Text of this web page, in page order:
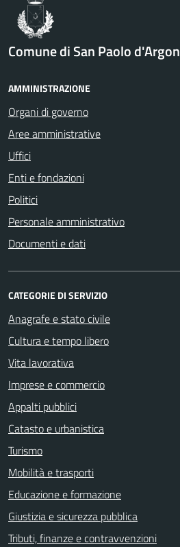
Comune di San Paolo d'Argon
AMMINISTRAZIONE
Organi di governo
Aree amministrative
Uffici
Enti e fondazioni
Politici
Personale amministrativo
Documenti e dati
CATEGORIE DI SERVIZIO
Anagrafe e stato civile
Cultura e tempo libero
Vita lavorativa
Imprese e commercio
Appalti pubblici
Catasto e urbanistica
Turismo
Mobilità e trasporti
Educazione e formazione
Giustizia e sicurezza pubblica
Tributi, finanze e contravvenzioni